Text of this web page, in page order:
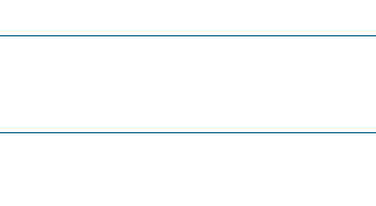
Maskinvaskes ved 30 grader og